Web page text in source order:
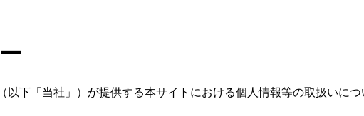
下「当社」）が提供する本サイトにおける個人情報等の取扱いにつ